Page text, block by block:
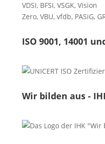
VDSI, BFSI, VSGK, Vision
Zero, VBU, vfdb, PASiG,
ISO 9001, 14001
Wir bilden aus -